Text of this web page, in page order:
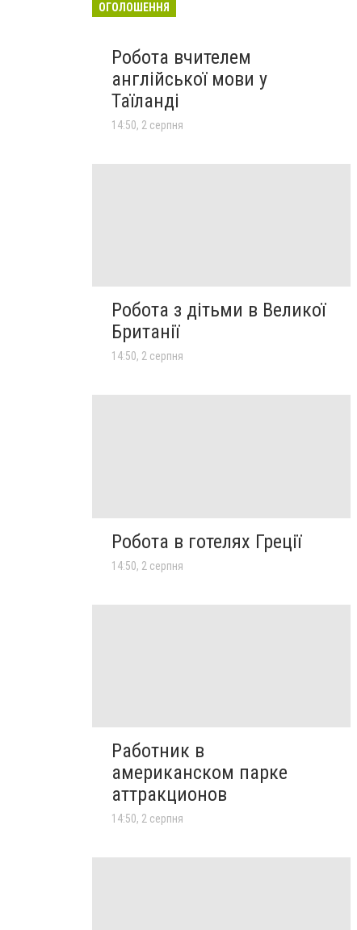
ОГОЛОШЕННЯ
Робота вчителем
англійської мови у
Таїланді
14:50, 2 серпня
Робота з дітьми в Великої
Британії
14:50, 2 серпня
Робота в готелях Греції
14:50, 2 серпня
Работник в
американском парке
аттракционов
14:50, 2 серпня